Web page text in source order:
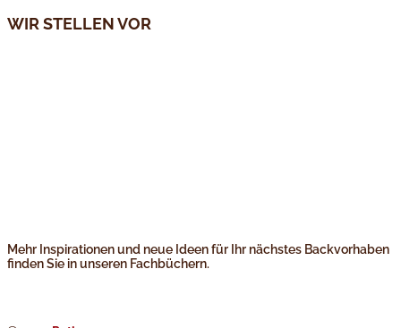
WIR STELLEN VOR
Mehr Inspirationen und neue Ideen für Ihr nächstes Backvorhaben
finden Sie in unseren Fachbüchern.